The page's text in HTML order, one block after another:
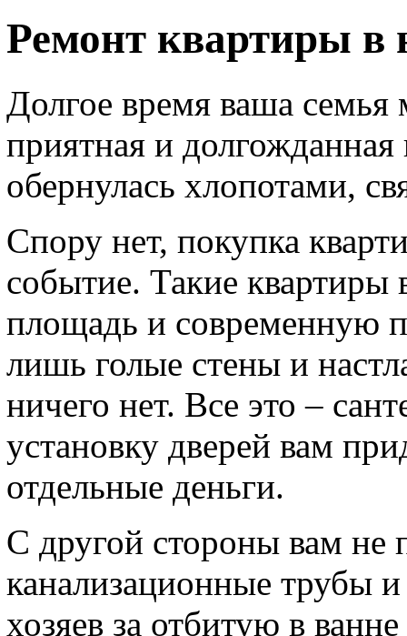
Ремонт квартиры в
Долгое время ваша семья
приятная и
обернулась хлопотами,
Спору нет, покупка
событие. Такие
площадь и современную
лишь голые стены и
ничего нет. Все это –
установку дверей вам
отдельные деньги.
С другой стороны вам не
канализационные трубы
хозяев за отбитую в